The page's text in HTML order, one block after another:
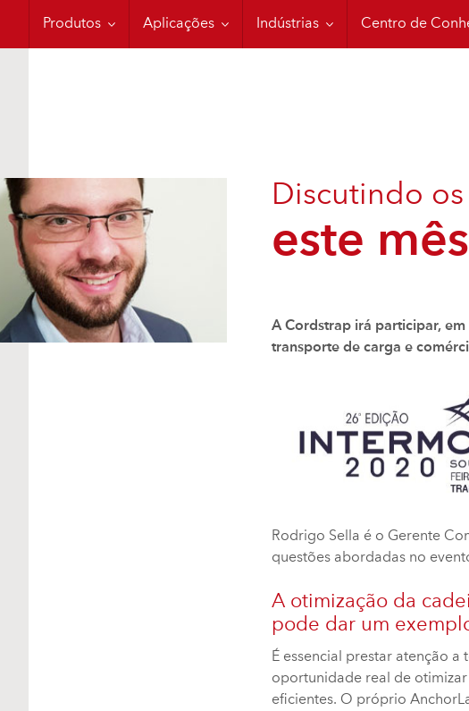
Produtos
Moisture ControlAplicações
Conteinerização Indústrias
Aplicações MilitaresCentro de
Treinamento
Discutindo
este
A Cordstrap irá participar,
transporte de carga e
Rodrigo Sella é o Gerente
questões abordadas no
A otimização da
pode dar um
É essencial prestar atenção
oportunidade real de
eficientes. O próprio